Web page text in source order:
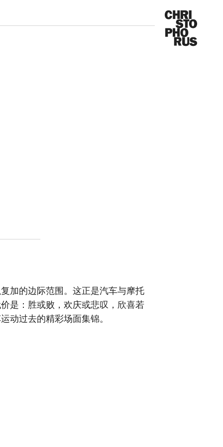
加的边际范围。这正是汽车与摩托
是：胜或败，欢庆或悲叹，欣喜若
动过去的精彩场面集锦。